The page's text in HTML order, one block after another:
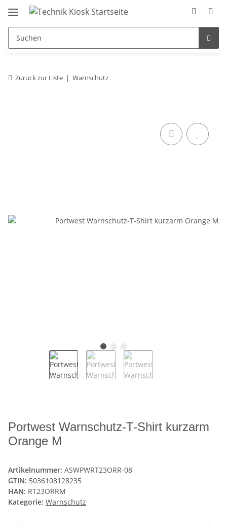
Zurück zur Liste Warnschutz
Portwest Warnschutz-T-Shirt kurzarm
Orange M
Artikelnummer: ASWPWRT23ORR-08
GTIN: 5036108128235
HAN: RT23ORRM
Kategorie: Warnschutz